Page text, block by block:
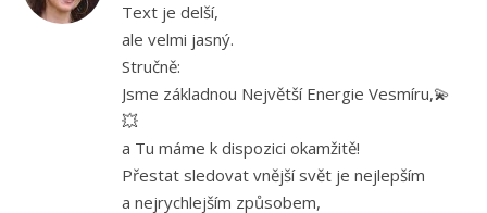
Text je delší,
ale velmi jasný.
Stručně:
Jsme základnou Největší Energie Vesmíru,💫
💥
a Tu máme k dispozici okamžitě!
Přestat sledovat vnější svět je nejlepším
a nejrychlejším způsobem,